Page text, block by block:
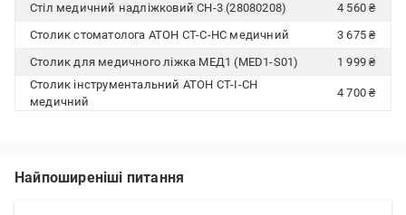
Стіл медичний надліжковий СН-3 (28080208)
4 560 ₴
Столик стоматолога АТОН СТ-С-НС медичний
3 675 ₴
Столик для медичного ліжка МЕД1 (MED1-S01)
1 999 ₴
Столик інструментальний АТОН СТ-І-СН
медичний
4 700 ₴
Найпоширеніші питання